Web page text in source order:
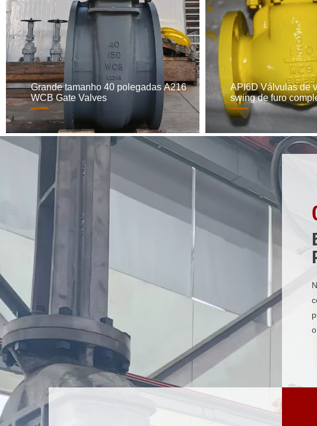
Grande tamanho 40 polegadas A216
WCB Gate Valves
API6D Válvulas de
swing de furo